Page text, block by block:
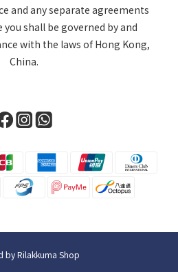
and any separate agreements
shall be governed by and
with the laws of Hong Kong,
China.
by Rilakkuma Shop